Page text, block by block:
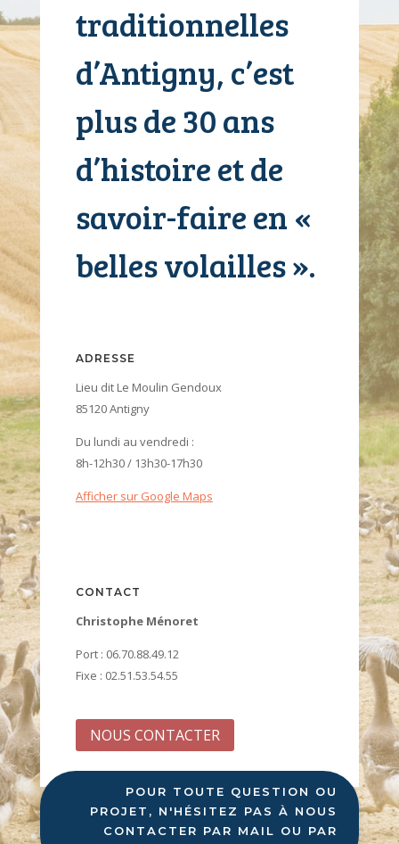
traditionnelles
d’Antigny, c’est
plus de 30 ans
d’histoire et de
savoir-faire en «
belles volailles ».
ADRESSE
Lieu dit Le Moulin Gendoux
85120 Antigny
Du lundi au vendredi :
8h-12h30 / 13h30-17h30
Afficher sur Google Maps
CONTACT
Christophe Ménoret
Port : 06.70.88.49.12
Fixe : 02.51.53.54.55
NOUS CONTACTER
POUR TOUTE QUESTION OU
PROJET, N'HÉSITEZ PAS À NOUS
CONTACTER PAR MAIL OU PAR